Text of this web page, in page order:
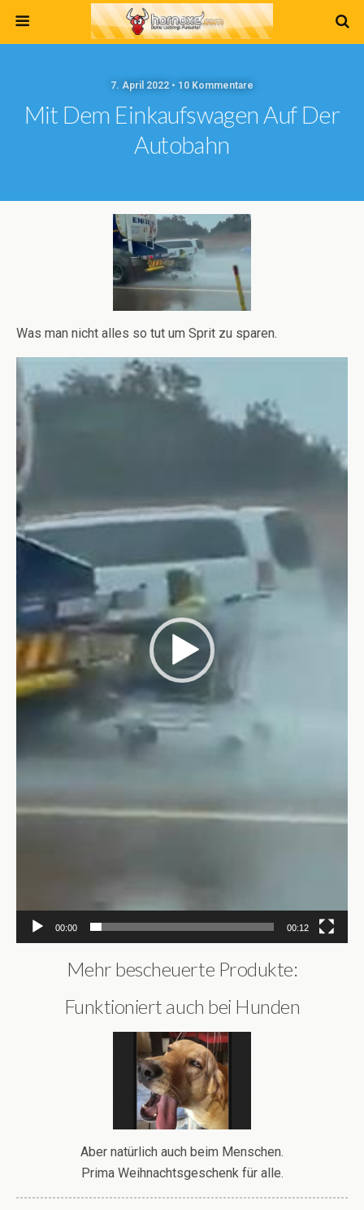
7. April 2022 • 10 Kommentare
Mit Dem Einkaufswagen Auf Der
Autobahn
Was man nicht alles so tut um Sprit zu sparen.
Video-
Player
00:00 00:12
Mehr bescheuerte Produkte:
Funktioniert auch bei Hunden
Aber natürlich auch beim Menschen.
Prima Weihnachtsgeschenk für alle.